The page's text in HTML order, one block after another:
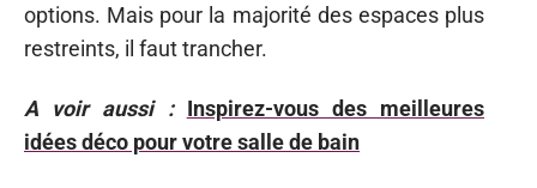
options. Mais pour la majorité des espaces plus
restreints, il faut trancher.
A voir aussi : Inspirez-vous des meilleures
idées déco pour votre salle de bain